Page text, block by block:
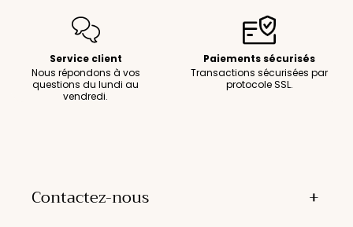
Service client
Nous répondons à vos
questions du lundi au
vendredi.
Paiements sécurisés
Transactions sécurisées par
protocole SSL.
Contactez-nous